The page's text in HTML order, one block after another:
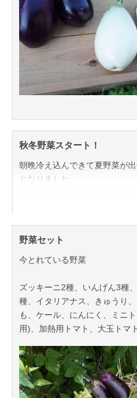
秋冬野菜スタート！
朝晩冷え込んできて夏野菜が
となりました。
今とれている野菜たち
かぶ、ムラサキかぶ、緑大根、
ツかぼちゃ、ケール、にんに
ープセロリ、パセリなど)
ぜひご利用ください！
野菜セット
今とれている野菜
ズッキーニ2種、いんげん3種
種、イタリアナス、きゅうり
も、ケール、にんにく、ミニ
用)、加熱用トマト、大玉トマ